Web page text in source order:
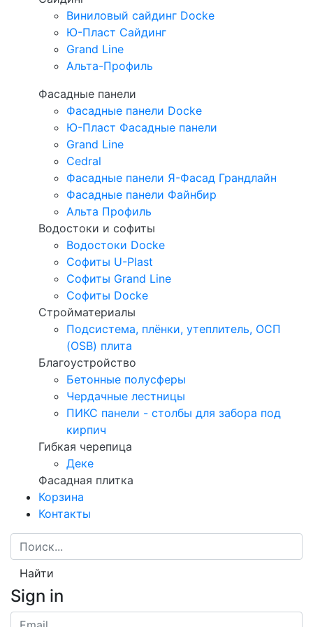
Виниловый сайдинг Docke
Ю-Пласт Сайдинг
Grand Line
Альта-Профиль
Фасадные панели
Фасадные панели Docke
Ю-Пласт Фасадные панели
Grand Line
Cedral
Фасадные панели Я-Фасад Грандлайн
Фасадные панели Файнбир
Альта Профиль
Водостоки и софиты
Водостоки Docke
Софиты U-Plast
Софиты Grand Line
Софиты Docke
Стройматериалы
Подсистема, плёнки, утеплитель, ОСП
(OSB) плита
Благоустройство
Бетонные полусферы
Чердачные лестницы
ПИКС панели - столбы для забора под
кирпич
Гибкая черепица
Деке
Фасадная плитка
Корзина
Контакты
Найти
Sign in